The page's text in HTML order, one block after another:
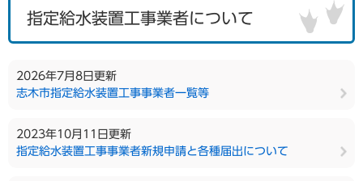
指定給水装置工事業者について
2026年7月8日更新
志木市指定給水装置工事事業者一覧等
2023年10月11日更新
指定給水装置工事事業者新規申請と各種届出について